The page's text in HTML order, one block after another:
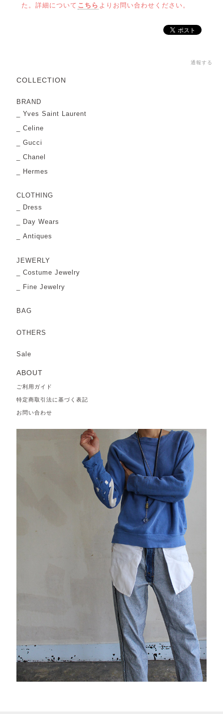
た。詳細について こちら よりお問い合わせください。
通報する
COLLECTION
BRAND
Yves Saint Laurent
Celine
Gucci
Chanel
Hermes
CLOTHING
Dress
Day Wears
Antiques
JEWERLY
Costume Jewelry
Fine Jewelry
BAG
OTHERS
Sale
ABOUT
ご利用ガイド
特定商取引法に基づく表記
お問い合わせ